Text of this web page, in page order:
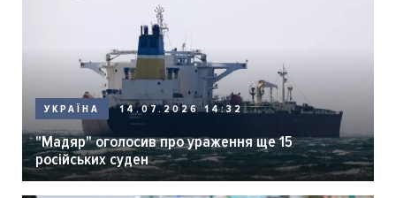
УКРАЇНА 14.07.2026 14:32
"Мадяр" оголосив про ураження ще 15
російських суден